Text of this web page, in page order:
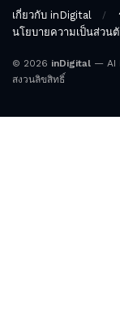
เกี่ยวกับ inDigital
นโยบายความเป็นส่วน
© 2026 inDigital — AI
สงวนลิขสิทธิ์